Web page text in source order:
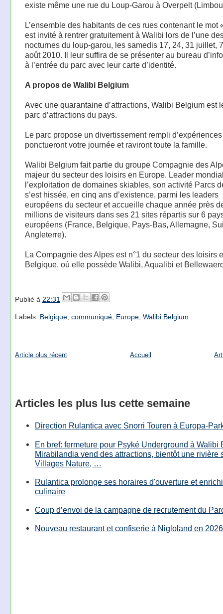
existe même une rue du Loup-Garou à Overpelt
L’ensemble des habitants de ces rues contenant le mot
est invité à rentrer gratuitement à Walibi lors de l’une
nocturnes du loup-garou, les samedis 17, 24, 31 juillet,
août 2010. Il leur suffira de se présenter au bureau
à l’entrée du parc avec leur carte d’identité.
A propos de Walibi Belgium
Avec une quarantaine d’attractions, Walibi Belgium est
parc d’attractions du pays.
Le parc propose un divertissement rempli
ponctueront votre journée et raviront toute la famille.
Walibi Belgium fait partie du groupe Compagnie des
majeur du secteur des loisirs en Europe. Leader
l’exploitation de domaines skiables, son activité Parcs
s’est hissée, en cinq ans d’existence, parmi les leaders
européens du secteur et accueille chaque année près
millions de visiteurs dans ses 21 sites répartis sur 6
européens (France, Belgique, Pays-Bas, Allemagne,
Angleterre).
La Compagnie des Alpes est n°1 du secteur des loisirs
Belgique, où elle possède Walibi, Aqualibi et
Publié à 22:31
Labels: Belgique, communiqué, Europe, Walibi Belgium
Article plus récent Accueil
Articles les plus lus cette semaine
Direction Rulantica avec Snorri Touren à Europa-
En bref: fermeture pour Psyké Underground à Walibi
Mirabilandia vend des attractions, bientôt une rivière
Villages Nature, …
Rulantica prolonge ses horaires d'ouverture et
culinaire
Coup d’envoi de la campagne de recrutement du
Nouveau restaurant et confiserie à Nigloland en 2026